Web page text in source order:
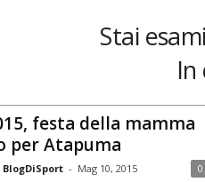
Stai
festa della mamma
per Atapuma
- Mag 10, 2015 0